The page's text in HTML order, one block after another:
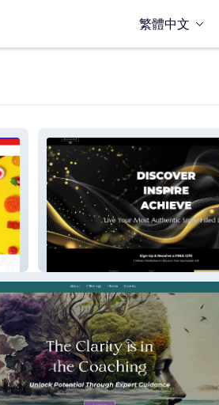
繁體中文
Dream By Weaver LLC